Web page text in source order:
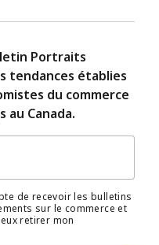
Portraits
tendances établies
du commerce
au Canada.
de recevoir les bulletins
sur le commerce et
retirer mon